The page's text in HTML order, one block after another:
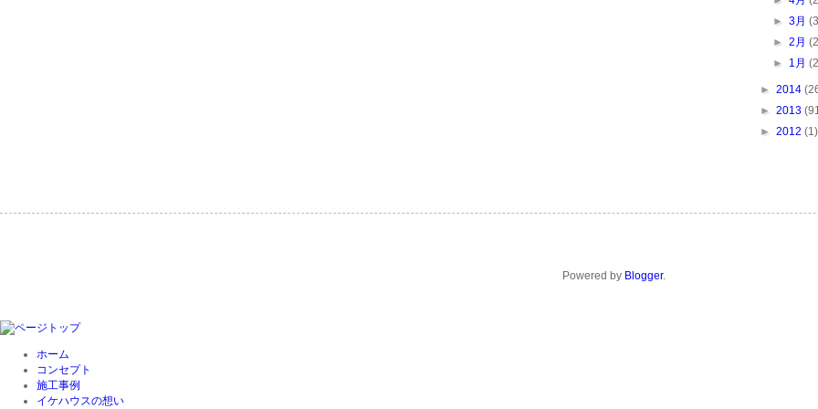
►3月
►2月
► 1月
► 2014
► 2013
► 2012 (1)
Powered by Blogger.
ホーム
コンセプト
施工事例
イケハウスの想い